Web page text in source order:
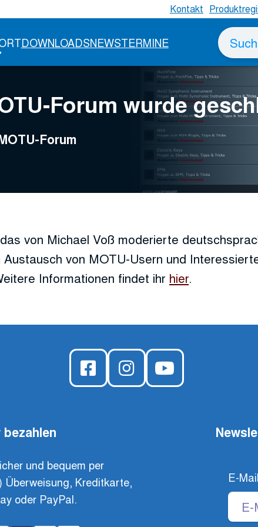
Kontakt
DOWNLOADSNEWSTERMINE
Suche
nach
Forum wurde
Forum
von Michael Voß moderierte
von MOTU-Usern und
Informationen findet ihr hier.
und bequem per
Überweisung, Kreditkarte,
oder PayPal.
E-Mail